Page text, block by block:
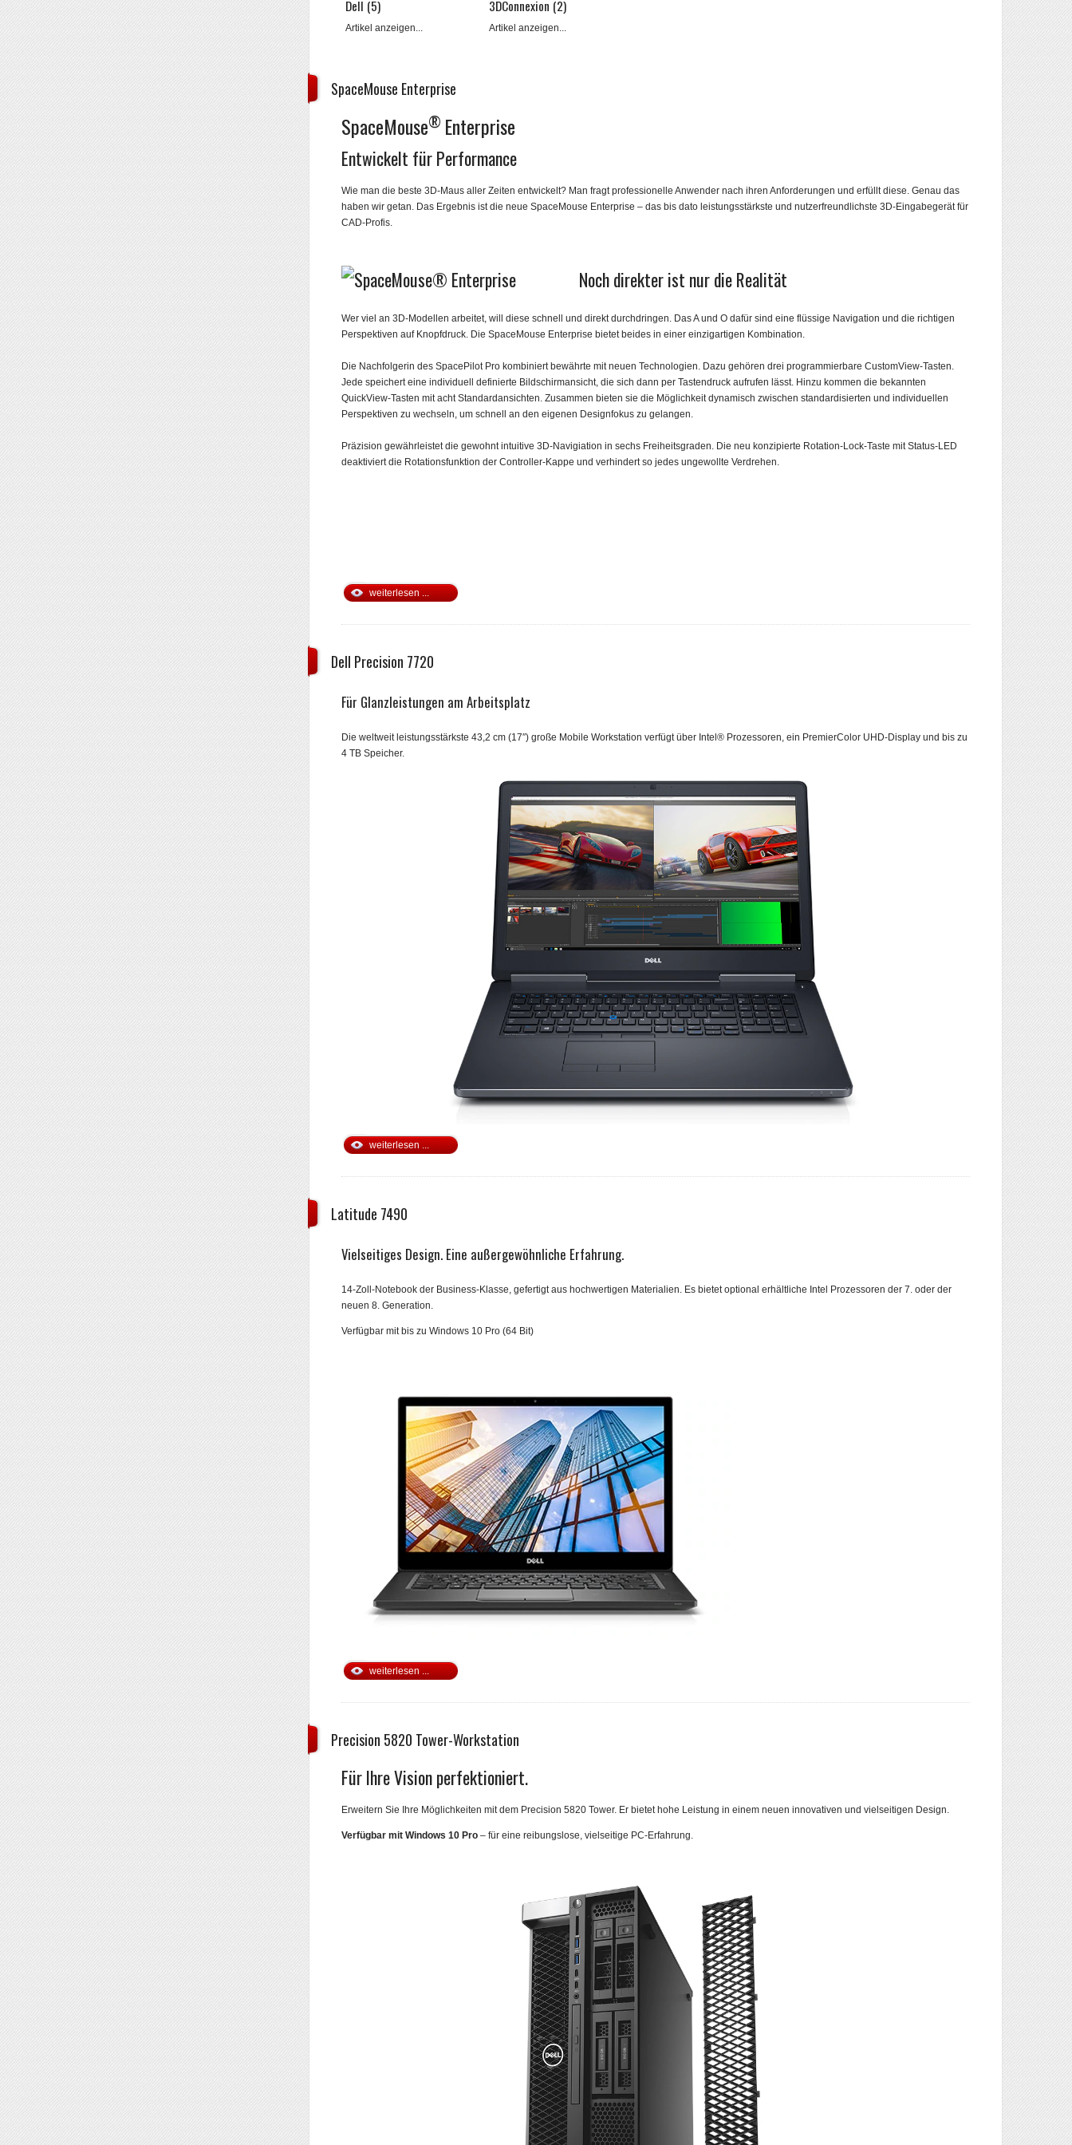
Dell (5)
Artikel anzeigen...
3DConnexion (2)
Artikel anzeigen...
SpaceMouse Enterprise
SpaceMouse® Enterprise
Entwickelt für Performance
Wie man die beste 3D-Maus aller Zeiten entwickelt? Man fragt professionelle Anwender nach ihren Anforderungen und erfüllt diese. Genau das
haben wir getan. Das Ergebnis ist die neue SpaceMouse Enterprise – das bis dato leistungsstärkste und nutzerfreundlichste 3D-Eingabegerät für
CAD-Profis.
Noch direkter ist nur die Realität
Wer viel an 3D-Modellen arbeitet, will diese schnell und direkt durchdringen. Das A und O dafür sind eine flüssige Navigation und die richtigen
Perspektiven auf Knopfdruck. Die SpaceMouse Enterprise bietet beides in einer einzigartigen Kombination.
Die Nachfolgerin des SpacePilot Pro kombiniert bewährte mit neuen Technologien. Dazu gehören drei programmierbare CustomView-Tasten.
Jede speichert eine individuell definierte Bildschirmansicht, die sich dann per Tastendruck aufrufen lässt. Hinzu kommen die bekannten
QuickView-Tasten mit acht Standardansichten. Zusammen bieten sie die Möglichkeit dynamisch zwischen standardisierten und individuellen
Perspektiven zu wechseln, um schnell an den eigenen Designfokus zu gelangen.
Präzision gewährleistet die gewohnt intuitive 3D-Navigiation in sechs Freiheitsgraden. Die neu konzipierte Rotation-Lock-Taste mit Status-LED
deaktiviert die Rotationsfunktion der Controller-Kappe und verhindert so jedes ungewollte Verdrehen.
weiterlesen ...
Dell Precision 7720
Für Glanzleistungen am Arbeitsplatz
Die weltweit leistungsstärkste 43,2 cm (17″) große Mobile Workstation verfügt über Intel® Prozessoren, ein PremierColor UHD-Display und bis zu
4 TB Speicher.
weiterlesen ...
Latitude 7490
Vielseitiges Design. Eine außergewöhnliche Erfahrung.
14-Zoll-Notebook der Business-Klasse, gefertigt aus hochwertigen Materialien. Es bietet optional erhältliche Intel Prozessoren der 7. oder der
neuen 8. Generation.
Verfügbar mit bis zu Windows 10 Pro (64 Bit)
weiterlesen ...
Precision 5820 Tower-Workstation
Für Ihre Vision perfektioniert.
Erweitern Sie Ihre Möglichkeiten mit dem Precision 5820 Tower. Er bietet hohe Leistung in einem neuen innovativen und vielseitigen Design.
Verfügbar mit Windows 10 Pro – für eine reibungslose, vielseitige PC-Erfahrung.